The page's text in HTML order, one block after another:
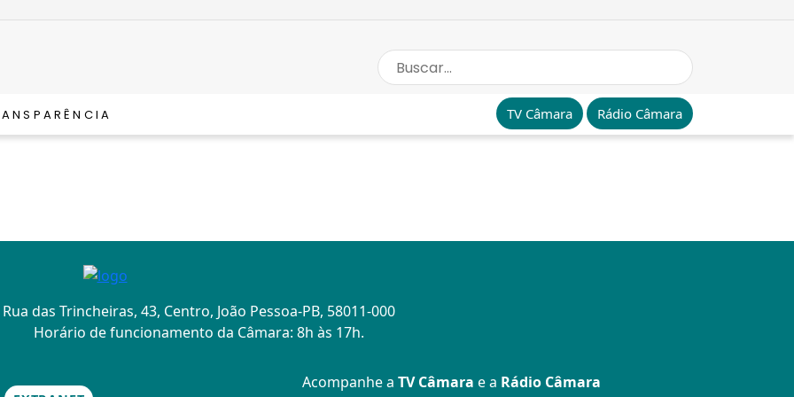
TV Câmara Rádio Câmara
Rua das Trincheiras, 43, Centro, João Pessoa-PB, 58011-000
Horário de funcionamento da Câmara: 8h às 17h.
Acompanhe a TV Câmara e a Rádio Câmara